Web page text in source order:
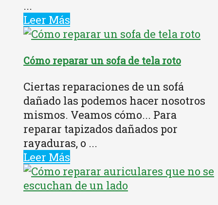
...
Leer Más
Cómo reparar un sofa de tela roto
Ciertas reparaciones de un sofá
dañado las podemos hacer nosotros
mismos. Veamos cómo... Para
reparar tapizados dañados por
rayaduras, o ...
Leer Más